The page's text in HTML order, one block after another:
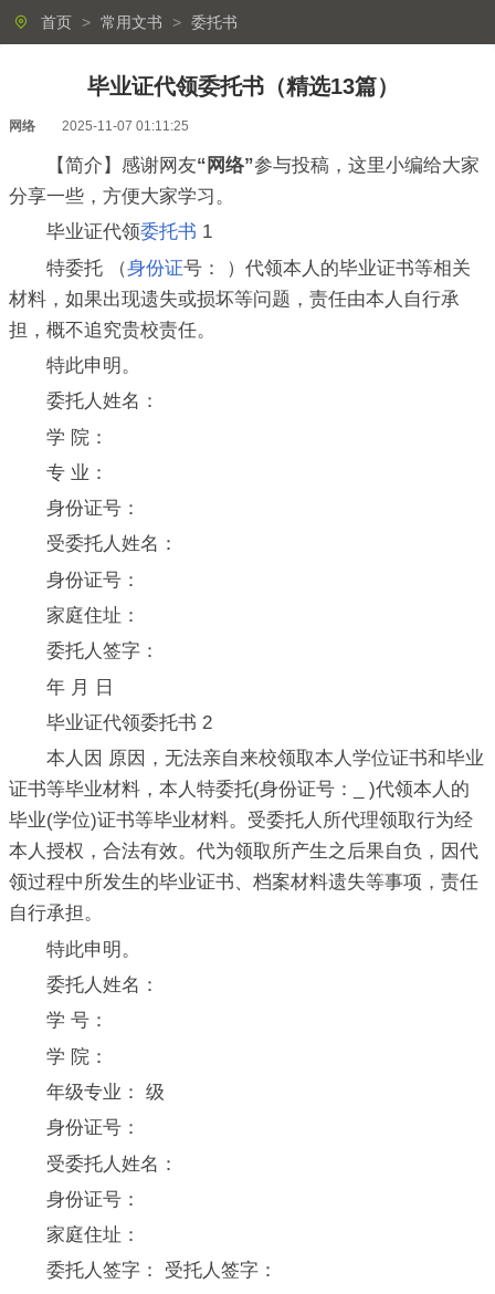
首页 > 常用文书 > 委托书
毕业证代领委托书（精选13篇）
网络 2025-11-07 01:11:25
【简介】感谢网友“网络”参与投稿，这里小编给大家
分享一些，方便大家学习。
毕业证代领委托书 1
特委托 （身份证号： ）代领本人的毕业证书等相关
材料，如果出现遗失或损坏等问题，责任由本人自行承
担，概不追究贵校责任。
特此申明。
委托人姓名：
学 院：
专 业：
身份证号：
受委托人姓名：
身份证号：
家庭住址：
委托人签字：
年 月 日
毕业证代领委托书 2
本人因 原因，无法亲自来校领取本人学位证书和毕业
证书等毕业材料，本人特委托(身份证号：_ )代领本人的
毕业(学位)证书等毕业材料。受委托人所代理领取行为经
本人授权，合法有效。代为领取所产生之后果自负，因代
领过程中所发生的毕业证书、档案材料遗失等事项，责任
自行承担。
特此申明。
委托人姓名：
学 号：
学 院：
年级专业： 级
身份证号：
受委托人姓名：
身份证号：
家庭住址：
委托人签字： 受托人签字：